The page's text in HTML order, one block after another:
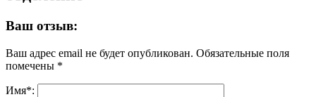
Ваш отзыв:
Ваш адрес email не будет опубликован. Обязательные поля
помечены *
Имя*: